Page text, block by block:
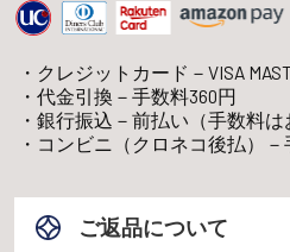
クレジットカード－VISA
代金引換－手数料360円
銀行振込－前払い（手数料は
コンビニ（クロネコ後払）－
ご返品について